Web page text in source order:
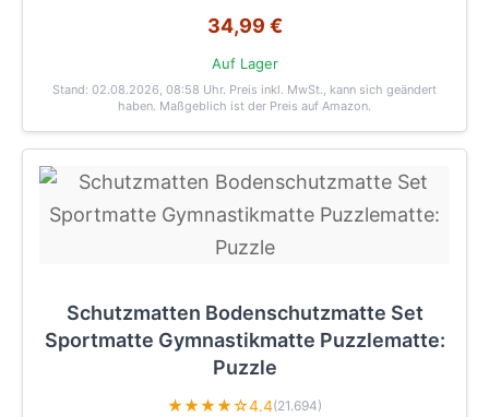
34,99 €
Auf Lager
Stand: 02.08.2026, 08:58 Uhr. Preis inkl. MwSt., kann sich geändert
haben. Maßgeblich ist der Preis auf Amazon.
Schutzmatten Bodenschutzmatte Set
Sportmatte Gymnastikmatte Puzzlematte:
Puzzle
★★★★☆4.4(21.694)